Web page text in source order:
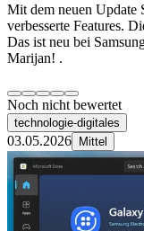
Mit dem neuen Update
verbesserte Features.
Das ist neu bei
Marijan! .
Noch nicht bewertet
technologie-digitales
03.05.2026 Mittel